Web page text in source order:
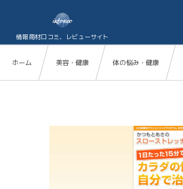
情報商材口コミ、レビューサイト
ホーム 美容・健康 体の悩み・健康